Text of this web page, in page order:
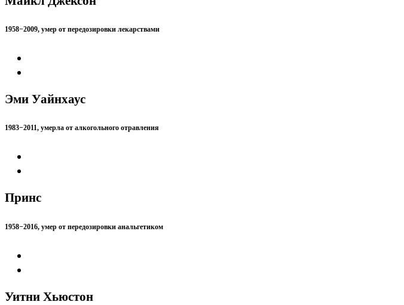
1958−2009, умер от передозировки лекарствами
Эми Уайнхаус
1983−2011, умерла от алкогольного отравления
Принс
1958−2016, умер от передозировки анальгетиком
Уитни Хьюстон